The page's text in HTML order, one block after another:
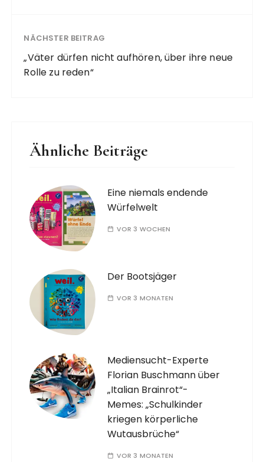
NÄCHSTER BEITRAG
„Väter dürfen nicht aufhören, über ihre neue
Rolle zu reden“
Ähnliche Beiträge
Eine niemals endende
Würfelwelt
VOR 3 WOCHEN
Der Bootsjäger
VOR 3 MONATEN
Mediensucht-Experte
Florian Buschmann über
„Italian Brainrot“-
Memes: „Schulkinder
kriegen körperliche
Wutausbrüche“
VOR 3 MONATEN